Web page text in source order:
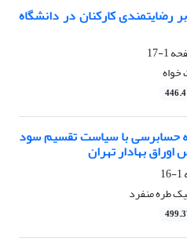
رضایتمندی کارکنان در دانشگاه
1-17
خواه
حسابرسی با سیاست تقسیم سود
بهادار تهران
1-16
طره منفرد